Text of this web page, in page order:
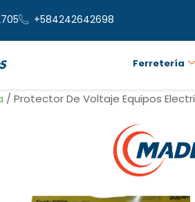
+584242642698
Ferretería
/ Protector De Voltaje Equipos